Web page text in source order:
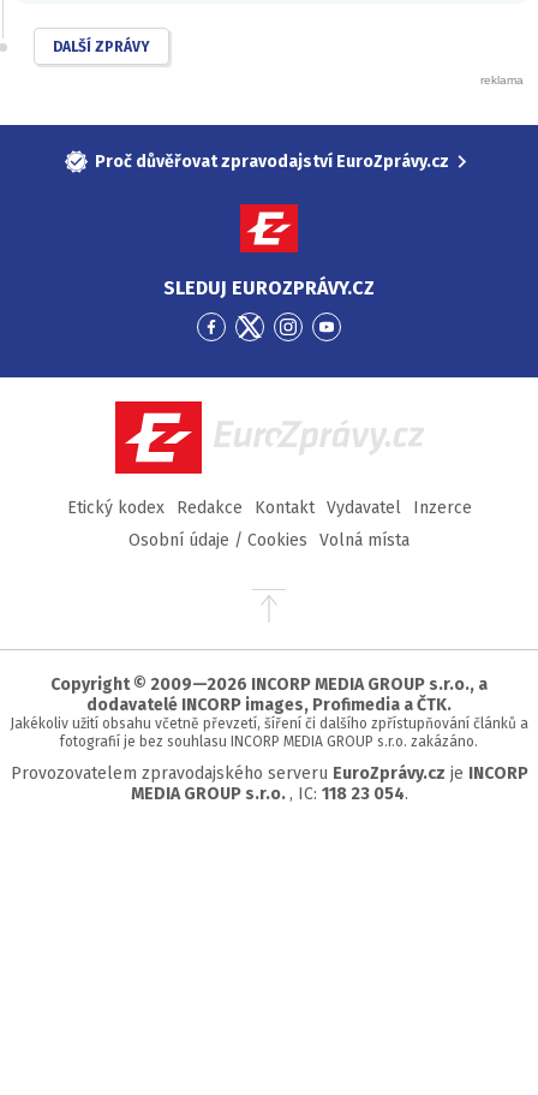
DALŠÍ ZPRÁVY
Proč důvěřovat zpravodajství EuroZprávy.cz
SLEDUJ EUROZPRÁVY.CZ
Přejít
Facebook
Přejít
Twitter
Přejít
Instagram
Přejít
YouTube
EuroZprávy.cz
Etický kodex Redakce Kontakt Vydavatel
Inzerce
Osobní údaje / Cookies
Volná místa
Přejít
stránky
Copyright © 2009—2026 INCORP MEDIA GROUP s.r.o., a
dodavatelé INCORP images, Profimedia a ČTK.
Jakékoliv užití obsahu včetně převzetí, šíření či dalšího zpřístupňování článků a
fotografií je bez souhlasu INCORP MEDIA GROUP s.r.o. zakázáno.
Provozovatelem zpravodajského serveru EuroZprávy.cz je INCORP
MEDIA GROUP s.r.o., IC: 118 23 054.